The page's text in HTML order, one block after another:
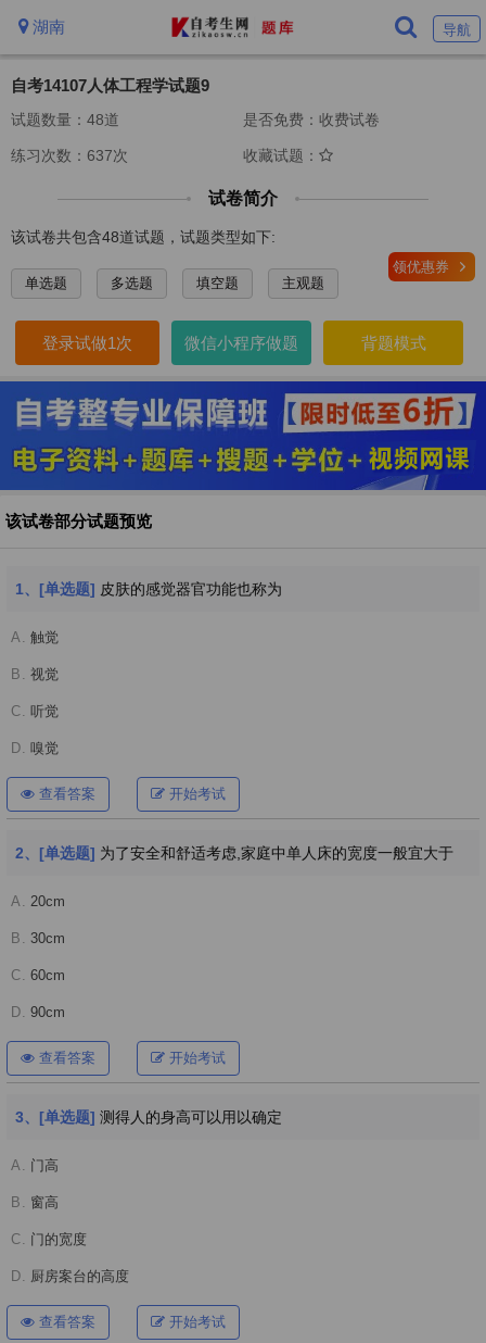
湖南 导航
自考14107人体工程学试题9
试题数量：48道 是否免费：收费试卷
练习次数：637次 收藏试题：
试卷简介
该试卷共包含48道试题，试题类型如下:
领优惠券
单选题
多选题 填空题 主观题
登录试做1次 微信小程序做题 背题模式
该试卷部分试题预览
1、[单选题] 皮肤的感觉器官功能也称为
A. 触觉
B. 视觉
C. 听觉
D. 嗅觉
查看答案 开始考试
2、[单选题] 为了安全和舒适考虑,家庭中单人床的宽度一般宜大于
A. 20cm
B. 30cm
C. 60cm
D. 90cm
查看答案 开始考试
3、[单选题] 测得人的身高可以用以确定
A. 门高
B. 窗高
C. 门的宽度
D. 厨房案台的高度
查看答案 开始考试